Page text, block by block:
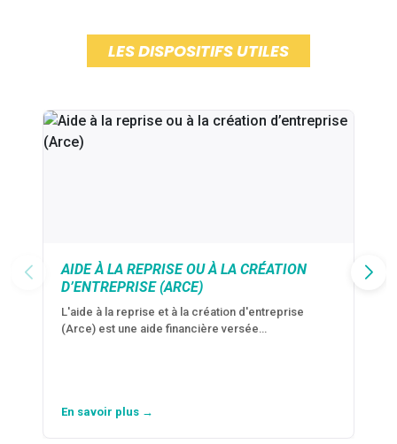
LES DISPOSITIFS UTILES
AIDE À LA REPRISE OU À LA CRÉATION
D’ENTREPRISE (ARCE)
L'aide à la reprise et à la création d'entreprise
(Arce) est une aide financière versée…
En savoir plus →